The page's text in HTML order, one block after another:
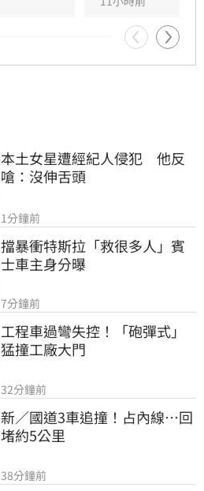
本土女星遭經紀人侵犯　他反
嗆：沒伸舌頭
1分鐘前
擋暴衝特斯拉「救很多人」賓
士車主身分曝
7分鐘前
工程車過彎失控！「砲彈式」
猛撞工廠大門
32分鐘前
新／國道3車追撞！占內線…回
堵約5公里
38分鐘前